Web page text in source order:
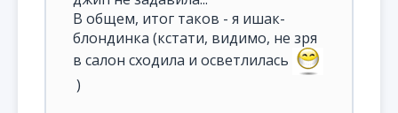
В общем, итог таков - я ишак-
блондинка (кстати, видимо, не зря
в салон сходила и осветлилась
)